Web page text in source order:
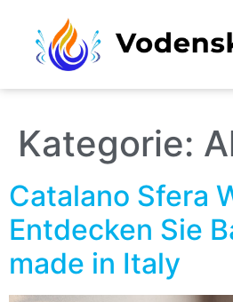
Kategorie:
Catalano Sfera
Entdecken Sie
made in Italy